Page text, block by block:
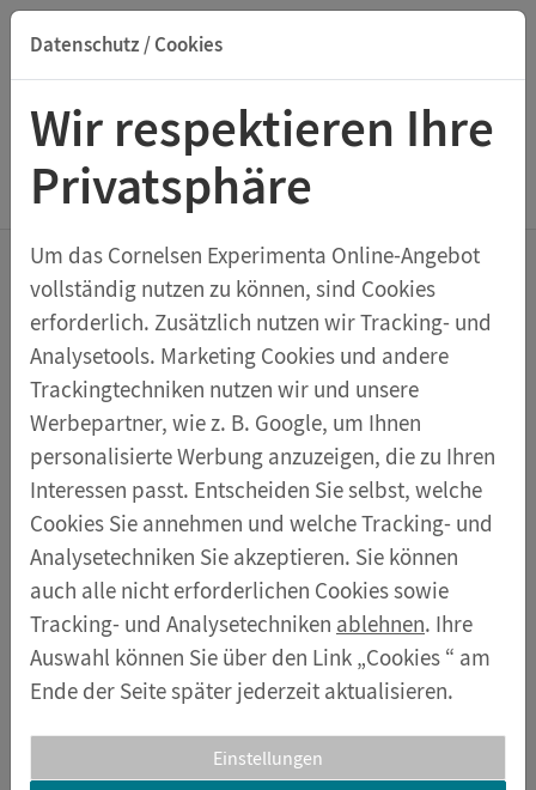
Datenschutz / Cookies
Wir respektieren Ihre
Privatsphäre
Um das Cornelsen Experimenta Online-Angebot
vollständig nutzen zu können, sind Cookies
erforderlich. Zusätzlich nutzen wir Tracking- und
Analysetools. Marketing Cookies und andere
Trackingtechniken nutzen wir und unsere
Werbepartner, wie z. B. Google, um Ihnen
personalisierte Werbung anzuzeigen, die zu Ihren
Interessen passt. Entscheiden Sie selbst, welche
Cookies Sie annehmen und welche Tracking- und
Analysetechniken Sie akzeptieren. Sie können
auch alle nicht erforderlichen Cookies sowie
Tracking- und Analysetechniken ablehnen. Ihre
Auswahl können Sie über den Link „Cookies “ am
Ende der Seite später jederzeit aktualisieren.
Einstellungen
Suche nach Titel, ISBN, Webcode, Stichwort...
Menu Aktuelles
Experiment der
Woche: Floß bauen
Wie kann
sich ein Boot
im Wasser
bewegen?
Wieso
schwimmt
es
überhaupt,
es hat doch
gar keine Räder? In unserem Experiment der Woche